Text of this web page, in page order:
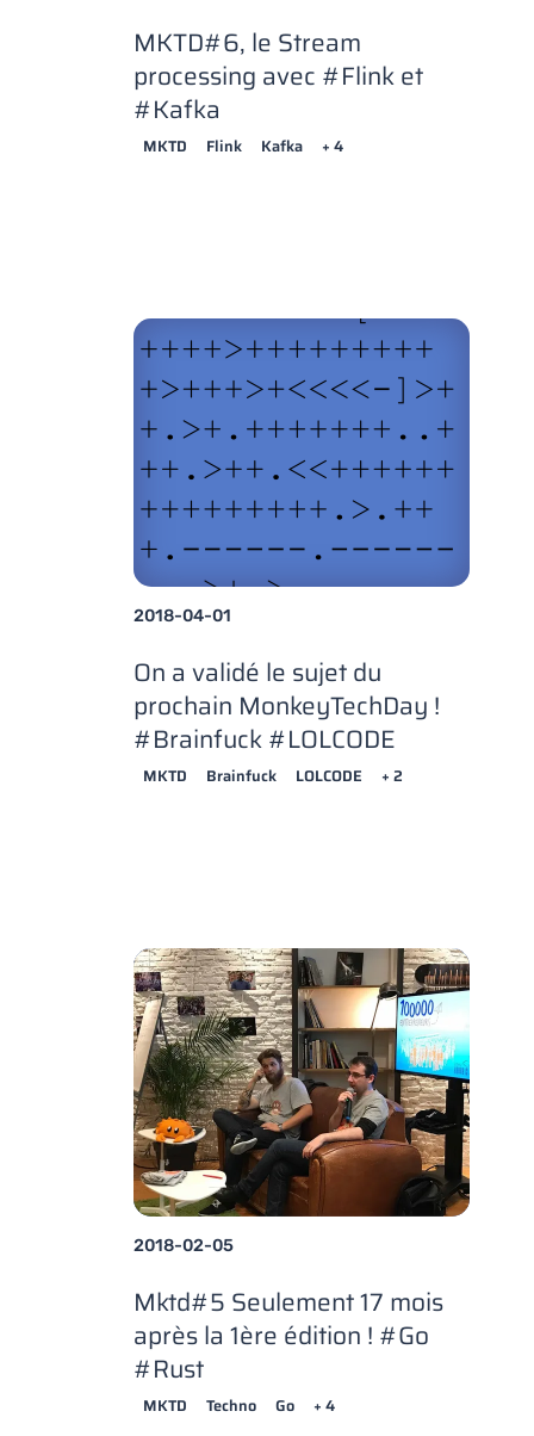
MKTD#6, le Stream
processing avec #Flink et
#Kafka
MKTD Flink Kafka + 4
2018-04-01
On a validé le sujet du
prochain MonkeyTechDay !
#Brainfuck #LOLCODE
MKTD Brainfuck LOLCODE + 2
2018-02-05
Mktd#5 Seulement 17 mois
après la 1ère édition ! #Go
#Rust
MKTD Techno Go + 4